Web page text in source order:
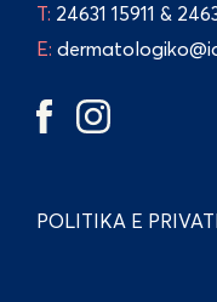
Τ: 24631 15911 &
E:
POLITIKA E